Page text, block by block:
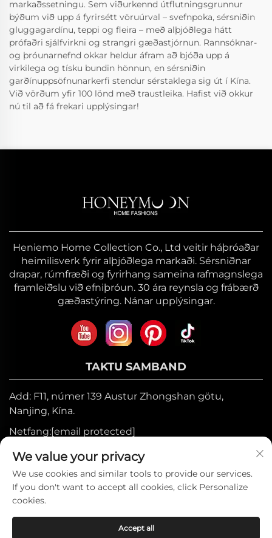
markaðssetningu. Sem viðurkennd útflutningsgrunnur
býðum við upp á fyrirsétt vöruúrval – svefnpoka, sérsniðin
gluggagardínu, teppi og fleira – með alþjóðlega hátt
prófaðri sjálfvirkni og strangri gæðastjórnun. Rannsóknar-
og þróunarnefnd okkar heldur áfram að bjóða upp á
virkilega og tísku bundin hönnun, en sérsniðin
garðínuppsöfnunarkerfi stendur sérstaklega sig út í Kína.
Við vörðum yfir 100 lönd með traustleika. Hafist við okkur
nú til að fá frekari upplýsingar!
Heniemo Home Collection Co., Ltd veitir háþróaðar
heimilisverk fyrir alþjóðlega markaði. Sérsniðnar
drapar, rúmfræði og fyrirhang sameina rafmagnslega
framleiðslu við efniþróun. 30 ára reynsla og frábærð
gæðastýring. Nánar upplýsingar.
TAKTU SAMBAND
Add: F11, númer 139 Austur Zhongshan götu,
Nanjing, Kína.
Netfang:[email protected]
Farsími:+86-17327710449
Sími:+86-025-84573776
Höfundarréttur © 2025 hjá Heniemo Home
Collection Co., Ltd. — Friðhelgisstefna
We value your privacy
We use cookies and similar tools to provide our services.
If you don't want to accept all cookies, click Personalize
cookies.
Accept all